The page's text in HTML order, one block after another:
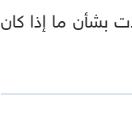
بشأن ما إذا كان